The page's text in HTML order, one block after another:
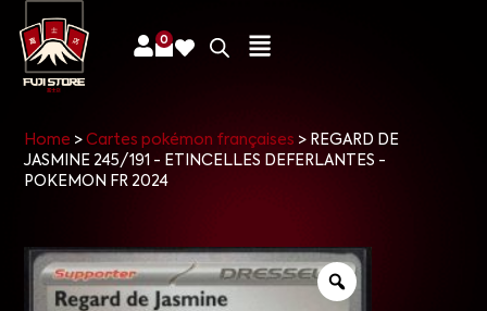
0
Home >Cartes pokémon françaises > REGARD DE
JASMINE 245/191 - ETINCELLES DEFERLANTES -
POKEMON FR 2024